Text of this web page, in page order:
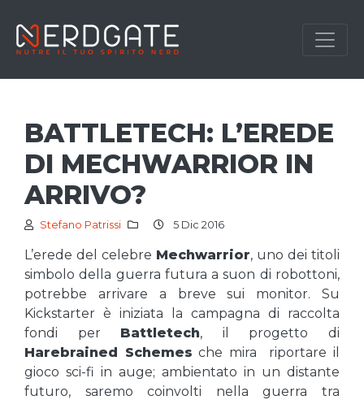
BATTLETECH: L’EREDE
DI MECHWARRIOR IN
ARRIVO?
Stefano Patrissi 5 Dic 2016
L’erede del celebre Mechwarrior, uno dei titoli
simbolo della guerra futura a suon di robottoni,
potrebbe arrivare a breve sui monitor. Su
Kickstarter è iniziata la campagna di raccolta
fondi per Battletech, il progetto di
Harebrained Schemes che mira riportare il
gioco sci-fi in auge; ambientato in un distante
futuro, saremo coinvolti nella guerra tra